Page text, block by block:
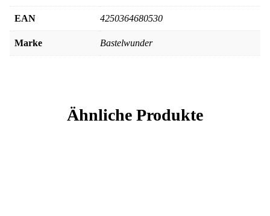
EAN 4250364680530
Marke Bastelwunder
Ähnliche Produkte